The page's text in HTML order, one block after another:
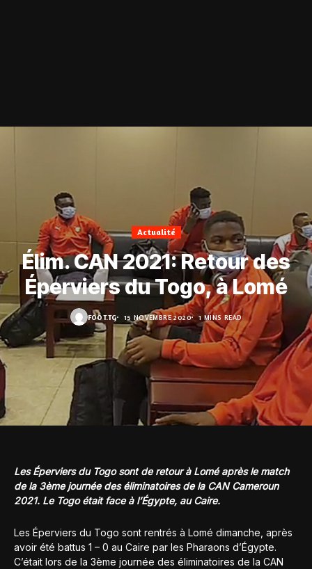
Actualité
Élim. CAN 2021: Retour des
Éperviers du Togo, à Lomé
FOOT.TG 15 NOVEMBRE 2020 1 MINS READ
Les Éperviers du Togo sont de retour à Lomé après le match
de la 3ème journée des éliminatoires de la CAN Cameroun
2021. Le Togo était face à l’Égypte, au Caire.
Les Éperviers du Togo sont rentrés à Lomé dimanche, après
avoir été battus 1 – 0 au Caire par les Pharaons d’Égypte.
C’était lors de la 3ème journée des éliminatoires de la CAN